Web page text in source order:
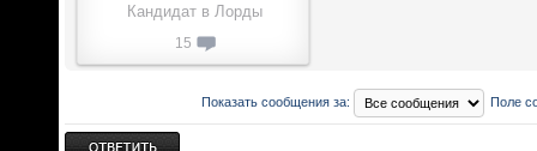
Кандидат в Лорды
15
Показать сообщения за: Поле
Ответить